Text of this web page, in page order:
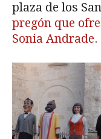
plaza de los
pregón que
Sonia Andrade.